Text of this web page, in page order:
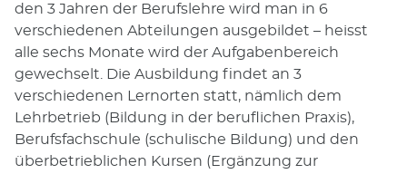
den 3 Jahren der Berufslehre wird man in 6
verschiedenen Abteilungen ausgebildet – heisst
alle sechs Monate wird der Aufgabenbereich
gewechselt. Die Ausbildung findet an 3
verschiedenen Lernorten statt, nämlich dem
Lehrbetrieb (Bildung in der beruflichen Praxis),
Berufsfachschule (schulische Bildung) und den
überbetrieblichen Kursen (Ergänzung zur